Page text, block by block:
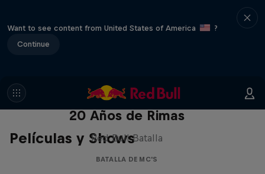
Want to see content from United States of America
?
Continue
Películas y Shows
Red Bull Batalla Nueva Historia:
20 Años de Rimas
Red Bull Batalla
BATALLA DE MC'S